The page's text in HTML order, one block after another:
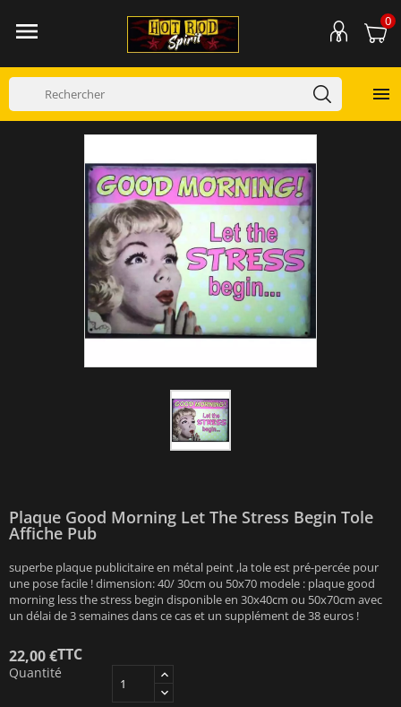
 0

Plaque Good Morning Let The Stress Begin Tole
Affiche Pub
superbe plaque publicitaire en métal peint ,la tole est pré-percée pour
une pose facile ! dimension: 40/ 30cm ou 50x70 modele : plaque good
morning less the stress begin disponible en 30x40cm ou 50x70cm avec
un délai de 3 semaines dans ce cas et un supplément de 38 euros !
22,00 €TTC
Quantité